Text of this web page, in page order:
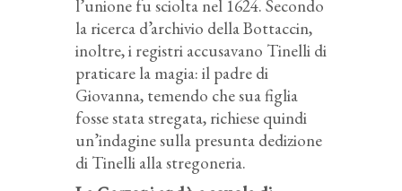
l’unione fu sciolta nel 1624. Secondo
la ricerca d’archivio della Bottaccin,
inoltre, i registri accusavano Tinelli di
praticare la magia: il padre di
Giovanna, temendo che sua figlia
fosse stata stregata, richiese quindi
un’indagine sulla presunta dedizione
di Tinelli alla stregoneria.